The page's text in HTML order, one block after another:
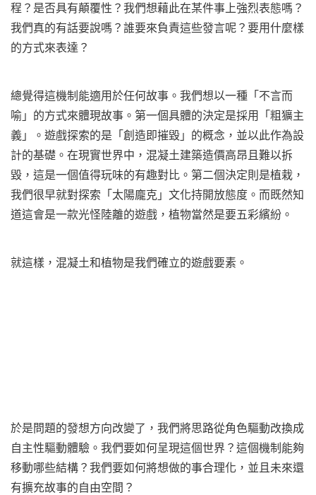
程？是否具有顛覆性？我們想藉此在某件事上強烈表態嗎？
我們真的有話要說嗎？誰要來負責這些發言呢？要用什麼樣
的方式來表達？
總覺得這機制能適用於任何故事。我們想以一種「不言而
喻」的方式來體現故事。第一個具體的決定是採用「粗獷主
義」。遊戲探索的是「創造即摧毀」的概念，並以此作為設
計的基礎。在現實世界中，混凝土建築造價高昂且難以拆
毀，這是一個值得玩味的有趣對比。第二個決定則是植栽，
我們很早就對探索「太陽龐克」文化持開放態度。而既然知
道這會是一款光怪陸離的遊戲，植物當然是要五彩繽紛。
就這樣，混凝土和植物是我們確立的遊戲要素。
於是問題的發想方向改變了，我們將思路從角色驅動改換成
自主性驅動體驗。我們要如何呈現這個世界？這個機制能夠
移動哪些結構？我們要如何將想做的事合理化，並且未來還
有擴充故事的自由空間？